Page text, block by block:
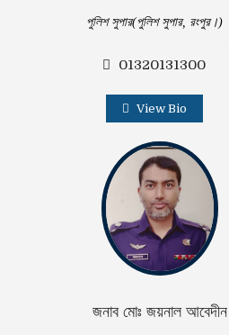
পুলিশ সুপার(পুলিশ সুপার, রংপুর।)
01320131300
View Bio
জনাব মোঃ জয়নাল আবেদীন